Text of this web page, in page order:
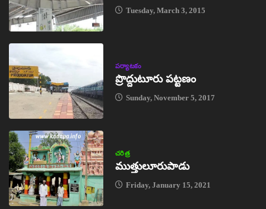
Tuesday, March 3, 2015
పర్యాటకం
ప్రొద్దుటూరు పట్టణం
Sunday, November 5, 2017
చరిత్ర
ముత్తులూరుపాడు
Friday, January 15, 2021